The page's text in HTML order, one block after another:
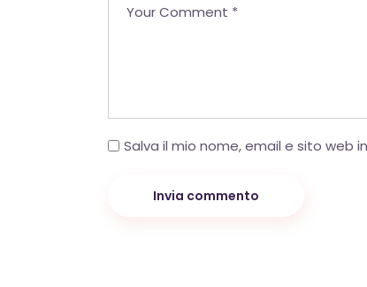
Salva il mio nome, email e sito web
Invia commento